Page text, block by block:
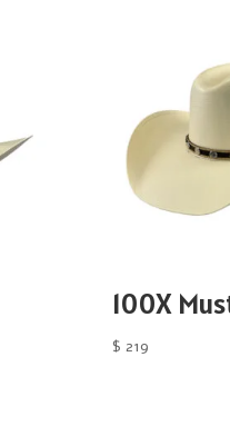
100X
$ 219